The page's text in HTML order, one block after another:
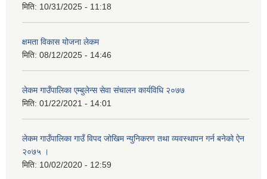
मिति: 10/31/2025 - 11:18
क्षमता विकास योजना लेकम
मिति: 08/12/2025 - 14:46
लेकम गाउँपालिका एम्बुलेन्स सेवा संचालन कार्यविधि २०७७
मिति: 01/22/2021 - 14:01
लेकम गाउँपालिका गाउँ विपद जोखिम न्युनिकरण तथा व्यवस्थापन गर्न बनेको ऐन
२०७५ ।
मिति: 10/02/2020 - 12:59